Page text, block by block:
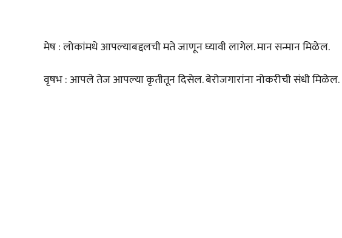
मेष : लोकांमधे आपल्याबद्दलची मते जाणून घ्यावी लागेल. मान सन्मान मिळेल.
वृषभ : आपले तेज आपल्या कृतीतून दिसेल. बेरोजगारांना नोकरीची संधी मिळेल.